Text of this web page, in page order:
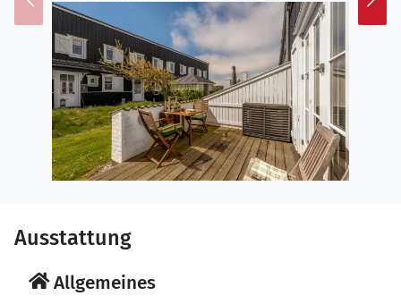
Ferienunterkunft ist eine energiesparende Luft zu Luft
Wärmepumpe installiert.
Schlafverhältnisse
Die Schlafplätze verteilen sich auf 3 Schlafräume. 2
Schlafplätze in einem Doppelbett. 3 Schlafplätze in
Einzelbetten.
Multimedien
Chromecast. Keine Fernsehsender - nur Streaming. Es
steht kabellose Internetverbindung zur Verfügung.
Swimmingpool
Ausstattung
Allgemeines